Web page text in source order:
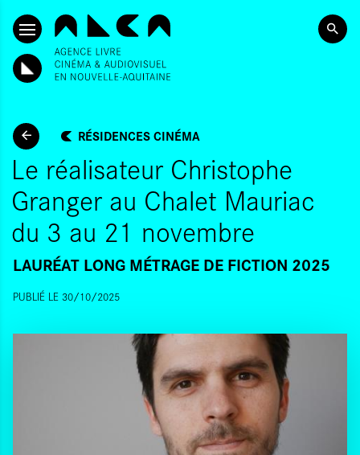
SKIP TO CONTENT
RÉSIDENCES CINÉMA
Le réalisateur Christophe
Granger au Chalet Mauriac
du 3 au 21 novembre
LAURÉAT LONG MÉTRAGE DE FICTION 2025
PUBLIÉ LE 30/10/2025